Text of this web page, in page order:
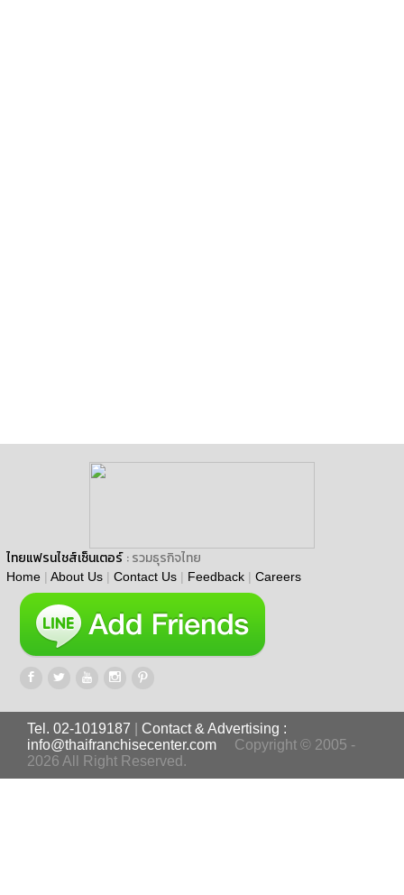
ไทยแฟรนไชส์เซ็นเตอร์ : รวมธุรกิจไทย
Home | About Us | Contact Us | Feedback | Careers
Tel. 02-1019187
Contact & Advertising :
info@thaifranchisecenter.com
Copyright © 2005 -
2026 All Right Reserved.